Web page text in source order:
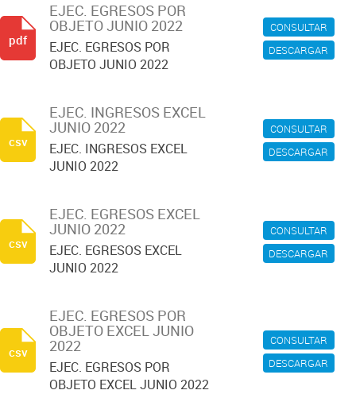
CONSULTAR
DESCARGAR
EJEC. EGRESOS POR
OBJETO JUNIO 2022
EJEC. EGRESOS POR
OBJETO JUNIO 2022
pdf
CONSULTAR
DESCARGAR
EJEC. INGRESOS EXCEL
JUNIO 2022
EJEC. INGRESOS EXCEL
JUNIO 2022
csv
CONSULTAR
DESCARGAR
EJEC. EGRESOS EXCEL
JUNIO 2022
EJEC. EGRESOS EXCEL
JUNIO 2022
csv
CONSULTAR
DESCARGAR
EJEC. EGRESOS POR
OBJETO EXCEL JUNIO
2022
EJEC. EGRESOS POR
OBJETO EXCEL JUNIO 2022
csv